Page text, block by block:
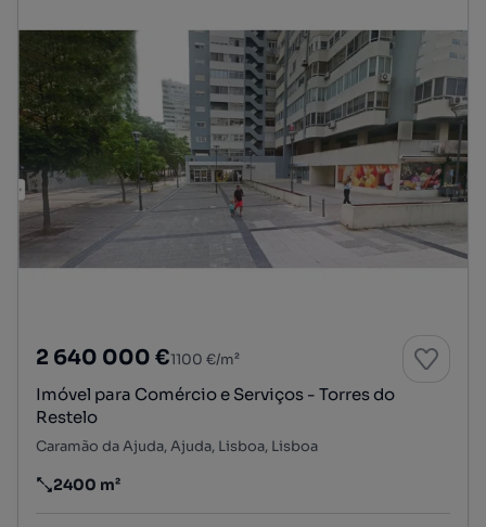
2 640 000 €1100 €/m²
Imóvel para Comércio e Serviços - Torres do
Restelo
Caramão da Ajuda, Ajuda, Lisboa, Lisboa
Preço por metro quadrado
2400 m²